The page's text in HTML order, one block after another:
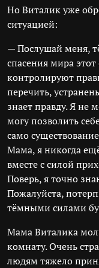
Но Виталик уже
ситуацией:
— Послушай меня,
спасения мира
контролируют
перечить,
знает правду. Я не
могу позволить
само
Мама, я никогда
вместе с силой
Поверь, я точно
Пожалуйста,
тёмными силами
Мама Виталика
комнату. Очень
людям тяжело